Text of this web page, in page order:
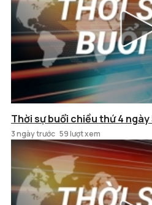
Thời sự buổi chiều thứ 4
3 ngày trước 59 lượt xem